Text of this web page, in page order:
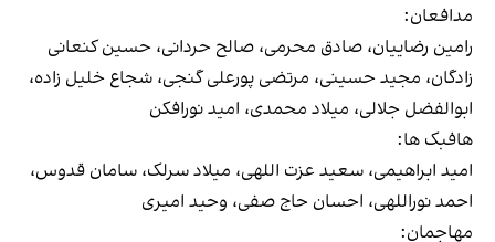
مدافعان:
رامین رضاییان، صادق محرمی، صالح حردانی، حسین کنعانی
زادگان، مجید حسینی، مرتضی پورعلی گنجی، شجاع خلیل زاده،
ابوالفضل جلالی، میلاد محمدی، امید نورافکن
هافبک ها:
امید ابراهیمی، سعید عزت اللهی، میلاد سرلک، سامان قدوس،
احمد نوراللهی، احسان حاج صفی، وحید امیری
مهاجمان: